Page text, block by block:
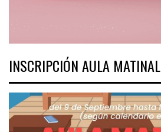
INSCRIPCIÓN AULA MATINAL